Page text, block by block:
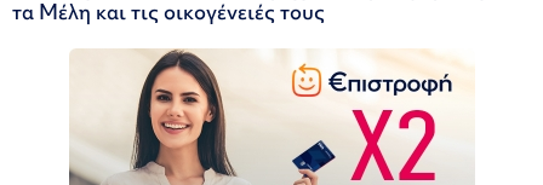
τα Μέλη και τις οικογένειές τους